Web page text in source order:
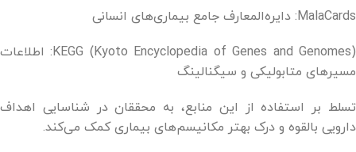
MalaCards: دایره‌المعارف جامع بیماری‌های انسانی
KEGG (Kyoto Encyclopedia of Genes and Genomes): اطلاعات
مسیرهای متابولیکی و سیگنالینگ
تسلط بر استفاده از این منابع، به محققان در شناسایی اهداف
دارویی بالقوه و درک بهتر مکانیسم‌های بیماری کمک می‌کند.